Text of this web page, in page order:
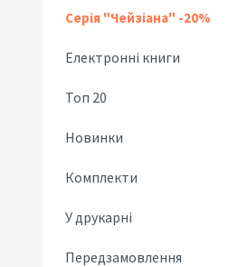
Серія "Чейзіана" -20%
Електронні книги
Топ 20
Новинки
Комплекти
У друкарні
Передзамовлення